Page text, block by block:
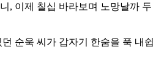
, 이제 칠십 바라보며 노망날까 두
순욱 씨가 갑자기 한숨을 푹 내쉽